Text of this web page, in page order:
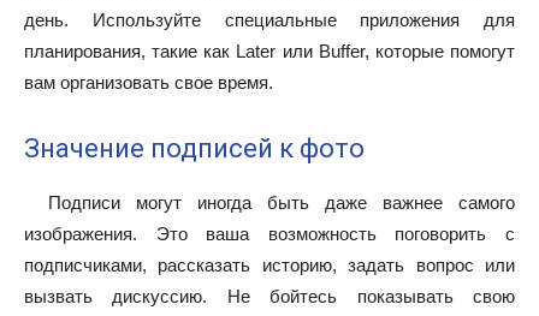
день. Используйте специальные приложения для
планирования, такие как Later или Buffer, которые помогут
вам организовать свое время.
Значение подписей к фото
Подписи могут иногда быть даже важнее самого
изображения. Это ваша возможность поговорить с
подписчиками, рассказать историю, задать вопрос или
вызвать дискуссию. Не бойтесь показывать свою